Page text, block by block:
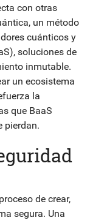
con otras
, un método
cuánticos y
, soluciones de
inmutable.
un ecosistema
la
que BaaS
pierdan.
de crear,
segura. Una